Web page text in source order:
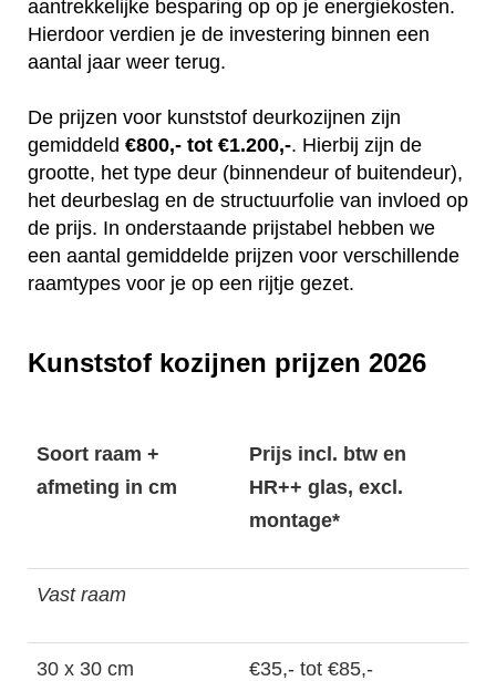
aantrekkelijke besparing op op je energiekosten.
Hierdoor verdien je de investering binnen een
aantal jaar weer terug.
De prijzen voor kunststof deurkozijnen zijn
gemiddeld €800,- tot €1.200,-. Hierbij zijn de
grootte, het type deur (binnendeur of buitendeur),
het deurbeslag en de structuurfolie van invloed op
de prijs. In onderstaande prijstabel hebben we
een aantal gemiddelde prijzen voor verschillende
raamtypes voor je op een rijtje gezet.
Kunststof kozijnen prijzen 2026
Soort raam +
afmeting in cm
Prijs incl. btw en
HR++ glas, excl.
montage*
Vast raam
30 x 30 cm €35,- tot €85,-